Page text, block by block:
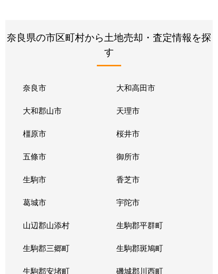
奈良県の市区町村から土地売却・査定情報を探
す
奈良市 大和高田市
大和郡山市 天理市
橿原市 桜井市
五條市 御所市
生駒市 香芝市
葛城市 宇陀市
山辺郡山添村 生駒郡平群町
生駒郡三郷町 生駒郡斑鳩町
生駒郡安堵町 磯城郡川西町